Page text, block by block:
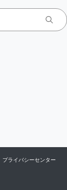
プライバシーセンター